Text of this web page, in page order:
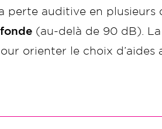
perte auditive en plusieurs
(au-delà de 90 dB).
orienter le choix d’aides